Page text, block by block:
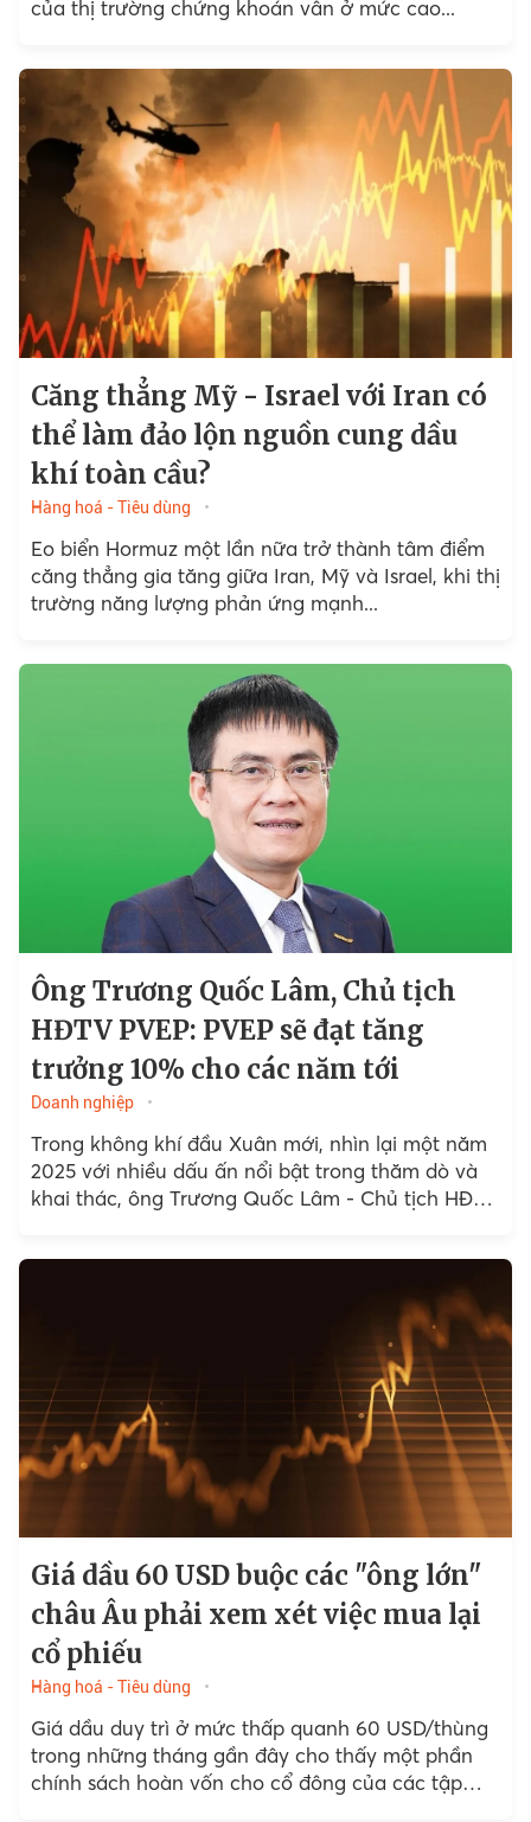
của thị trường chứng khoán vẫn ở mức cao...
Căng thẳng Mỹ - Israel với Iran có
thể làm đảo lộn nguồn cung dầu
khí toàn cầu?
Hàng hoá - Tiêu dùng
Eo biển Hormuz một lần nữa trở thành tâm điểm
căng thẳng gia tăng giữa Iran, Mỹ và Israel, khi thị
trường năng lượng phản ứng mạnh...
Ông Trương Quốc Lâm, Chủ tịch
HĐTV PVEP: PVEP sẽ đạt tăng
trưởng 10% cho các năm tới
Doanh nghiệp
Trong không khí đầu Xuân mới, nhìn lại một năm
2025 với nhiều dấu ấn nổi bật trong thăm dò và
khai thác, ông Trương Quốc Lâm - Chủ tịch HĐTV
Giá dầu 60 USD buộc các "ông lớn"
châu Âu phải xem xét việc mua lại
cổ phiếu
Hàng hoá - Tiêu dùng
Giá dầu duy trì ở mức thấp quanh 60 USD/thùng
trong những tháng gần đây cho thấy một phần
chính sách hoàn vốn cho cổ đông của các tập